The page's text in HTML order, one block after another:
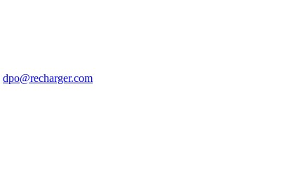
dpo@recharger.com